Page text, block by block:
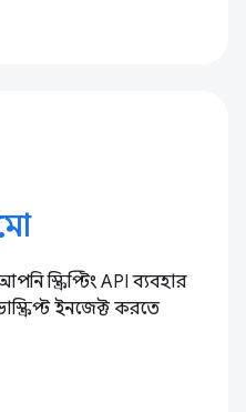
স্ক্রিপ্টিং API ব্যবহার
ইনজেক্ট করতে